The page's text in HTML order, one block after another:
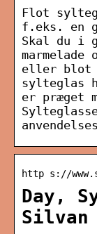
Flot
f.eks. en
Skal du i
eller blot
sylteglas
er præget
http s://
Day,
Silvan